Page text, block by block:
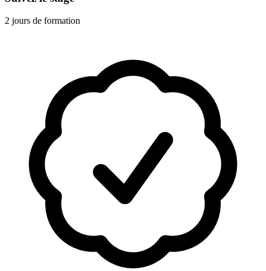
2 jours de formation